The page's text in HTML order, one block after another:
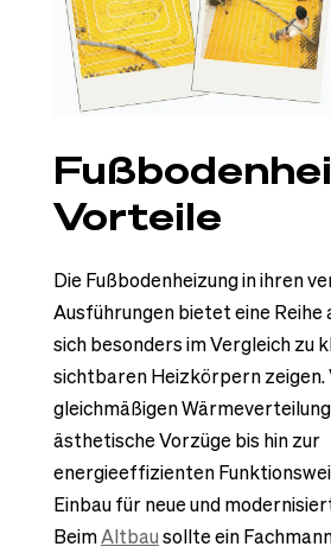
Vorteile
Die Fußbodenheizung in ihren
Ausführungen bietet eine Reihe
sich besonders im Vergleich zu
sichtbaren Heizkörpern zeigen.
gleichmäßigen
ästhetische Vorzüge bis hin zur
energieeffizienten
Einbau für neue und
BeimAltbausollte ein